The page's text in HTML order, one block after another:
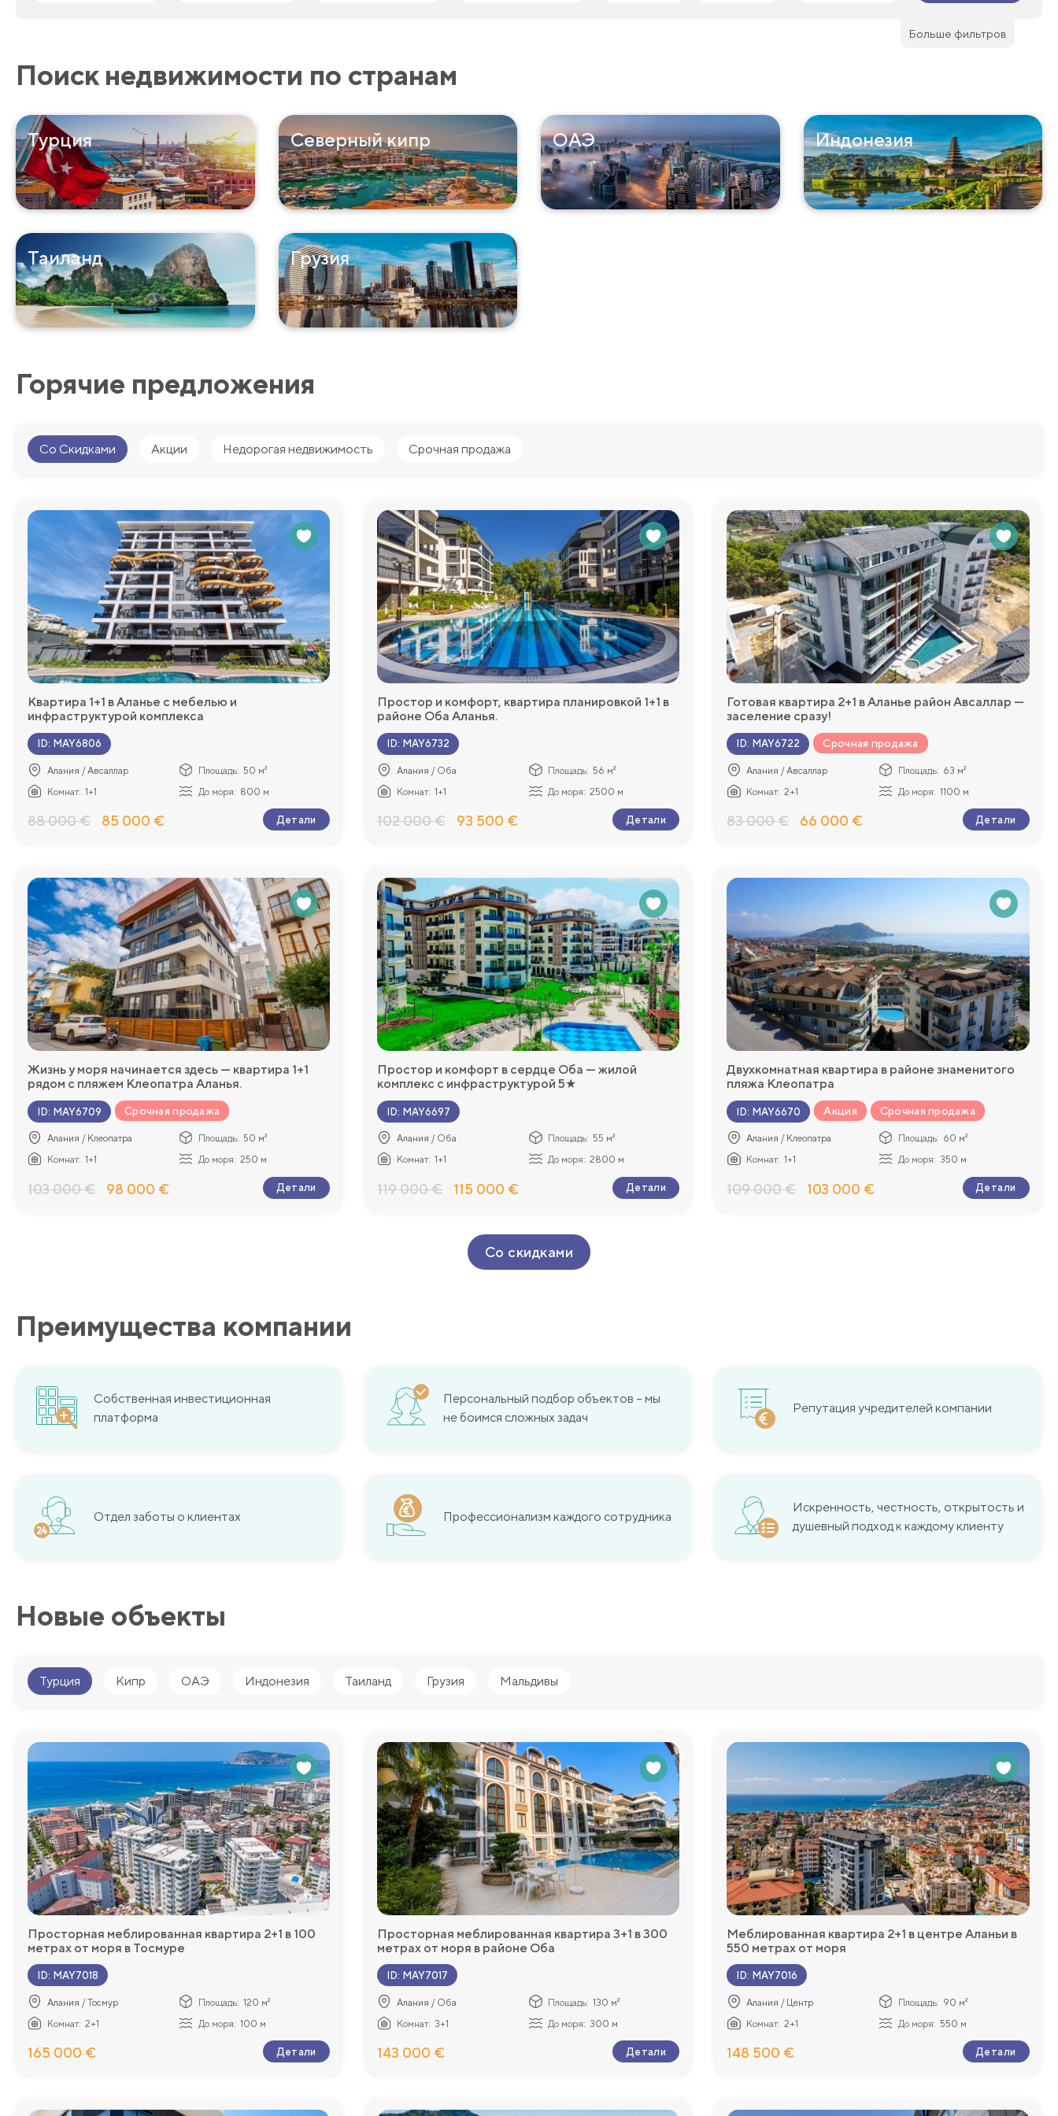
Больше фильтров
Поиск недвижимости по странам
Турция Северный кипр ОАЭ Индонезия
Таиланд Грузия
Горячие предложения
Со Скидками Акции Недорогая недвижимость Срочная продажа
Квартира 1+1 в Аланье с мебелью и
инфраструктурой комплекса
ID: MAY6806
Алания / Авсаллар Площадь: 50 м²
Комнат: 1+1 До моря: 800 м
88 000 € 85 000 € Детали
Простор и комфорт, квартира планировкой 1+1 в
районе Оба Аланья.
ID: MAY6732
Алания / Оба Площадь: 56 м²
Комнат: 1+1 До моря: 2500 м
102 000 € 93 500 € Детали
Готовая квартира 2+1 в Аланье район Авсаллар —
заселение сразу!
ID: MAY6722 Срочная продажа
Алания / Авсаллар Площадь: 63 м²
Комнат: 2+1 До моря: 1100 м
83 000 € 66 000 € Детали
Жизнь у моря начинается здесь — квартира 1+1
рядом с пляжем Клеопатра Аланья.
ID: MAY6709 Срочная продажа
Алания / Клеопатра Площадь: 50 м²
Комнат: 1+1 До моря: 250 м
103 000 € 98 000 € Детали
Простор и комфорт в сердце Обa — жилой
комплекс с инфраструктурой 5★
ID: MAY6697
Алания / Оба Площадь: 55 м²
Комнат: 1+1 До моря: 2800 м
119 000 € 115 000 € Детали
Двухкомнатная квартира в районе знаменитого
пляжа Клеопатра
ID: MAY6670 Акция Срочная продажа
Алания / Клеопатра Площадь: 60 м²
Комнат: 1+1 До моря: 350 м
109 000 € 103 000 € Детали
Со скидками
Преимущества компании
Собственная инвестиционная
платформа
Персональный подбор объектов – мы
не боимся сложных задач
Репутация учредителей компании
Отдел заботы о клиентах Профессионализм каждого сотрудника
Искренность, честность, открытость и
душевный подход к каждому клиенту
Новые объекты
Турция Кипр ОАЭ Индонезия Таиланд Грузия Мальдивы
Просторная меблированная квартира 2+1 в 100
метрах от моря в Тосмуре
ID: MAY7018
Алания / Тосмур Площадь: 120 м²
Комнат: 2+1 До моря: 100 м
165 000 € Детали
Просторная меблированная квартира 3+1 в 300
метрах от моря в районе Оба
ID: MAY7017
Алания / Оба Площадь: 130 м²
Комнат: 3+1 До моря: 300 м
143 000 € Детали
Меблированная квартира 2+1 в центре Аланьи в
550 метрах от моря
ID: MAY7016
Алания / Центр Площадь: 90 м²
Комнат: 2+1 До моря: 550 м
148 500 € Детали